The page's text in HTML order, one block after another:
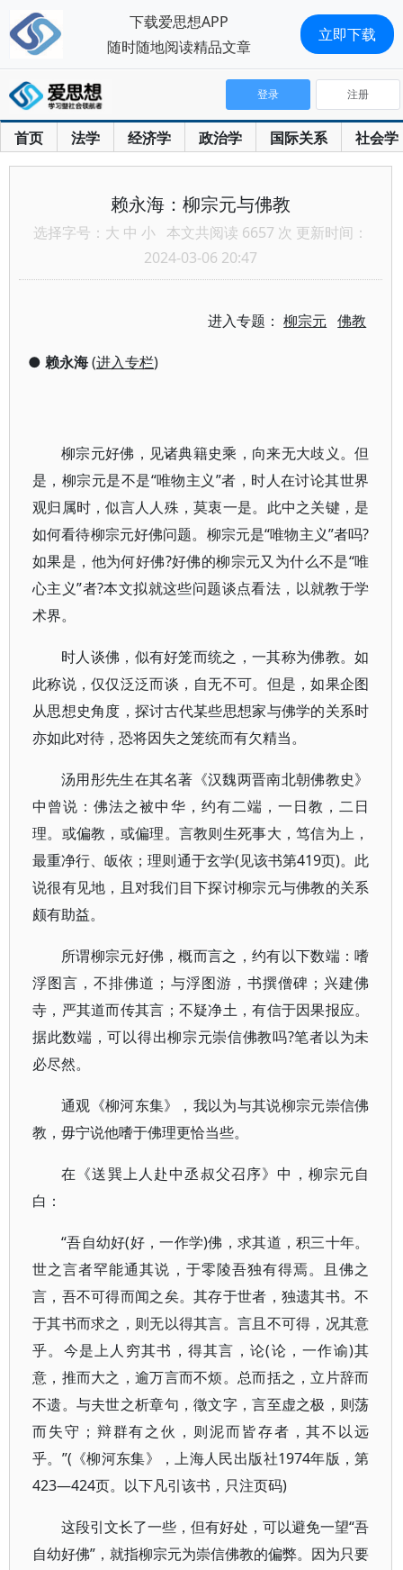
首页 法学 经济学 政治学 国际关系 社会学
登录 注册
赖永海：柳宗元与佛教
选择字号： 大 中 小 本文共阅读 6657 次 更新时间：
2024-03-06 20:47
进入专题：柳宗元 佛教
● 赖永海(进入专栏)
柳宗元好佛，见诸典籍史乘，向来无大歧义。但
是，柳宗元是不是“唯物主义”者，时人在讨论其世界
观归属时，似言人人殊，莫衷一是。此中之关键，是
如何看待柳宗元好佛问题。柳宗元是“唯物主义”者吗?
如果是，他为何好佛?好佛的柳宗元又为什么不是“唯
心主义”者?本文拟就这些问题谈点看法，以就教于学
术界。
时人谈佛，似有好笼而统之，一其称为佛教。如
此称说，仅仅泛泛而谈，自无不可。但是，如果企图
从思想史角度，探讨古代某些思想家与佛学的关系时
亦如此对待，恐将因失之笼统而有欠精当。
汤用彤先生在其名著《汉魏两晋南北朝佛教史》
中曾说：佛法之被中华，约有二端，一日教，二日
理。或偏教，或偏理。言教则生死事大，笃信为上，
最重净行、皈依；理则通于玄学(见该书第419页)。此
说很有见地，且对我们目下探讨柳宗元与佛教的关系
颇有助益。
所谓柳宗元好佛，概而言之，约有以下数端：嗜
浮图言，不排佛道；与浮图游，书撰僧碑；兴建佛
寺，严其道而传其言；不疑净土，有信于因果报应。
据此数端，可以得出柳宗元崇信佛教吗?笔者以为未
必尽然。
通观《柳河东集》，我以为与其说柳宗元崇信佛
教，毋宁说他嗜于佛理更恰当些。
在《送巽上人赴中丞叔父召序》中，柳宗元自
白：
“吾自幼好(好，一作学)佛，求其道，积三十年。
世之言者罕能通其说，于零陵吾独有得焉。且佛之
言，吾不可得而闻之矣。其存于世者，独遗其书。不
于其书而求之，则无以得其言。言且不可得，况其意
乎。今是上人穷其书，得其言，论(论，一作谕)其
意，推而大之，逾万言而不烦。总而括之，立片辞而
不遗。与夫世之析章句，徵文字，言至虚之极，则荡
而失守；辩群有之伙，则泥而皆存者，其不以远
乎。”(《柳河东集》，上海人民出版社1974年版，第
423—424页。以下凡引该书，只注页码)
这段引文长了一些，但有好处，可以避免一望“吾
自幼好佛”，就指柳宗元为崇信佛教的偏弊。因为只要
下载爱思想APP
随时随地阅读精品文章
立即下载